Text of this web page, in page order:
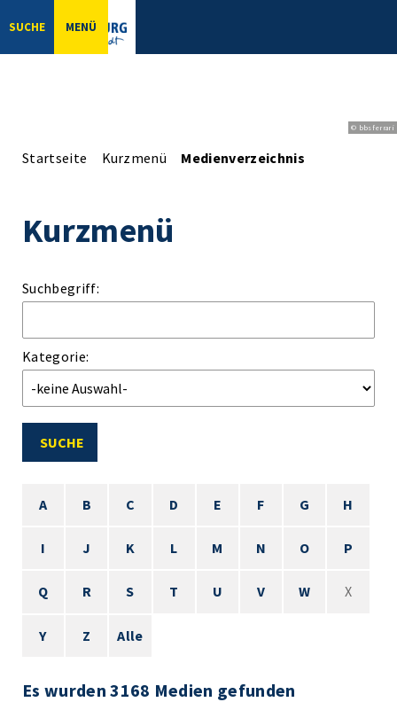
SUCHE MENÜ
© bbsferrari
Startseite Kurzmenü Medienverzeichnis
Kurzmenü
Suchbegriff:
Kategorie:
SUCHE
A B C D E F G H
I J K L M N O P
Q R S T U V W X
Y Z Alle
Es wurden 3168 Medien gefunden